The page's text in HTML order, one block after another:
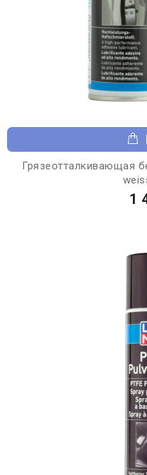
Грязеотталкивающая
1